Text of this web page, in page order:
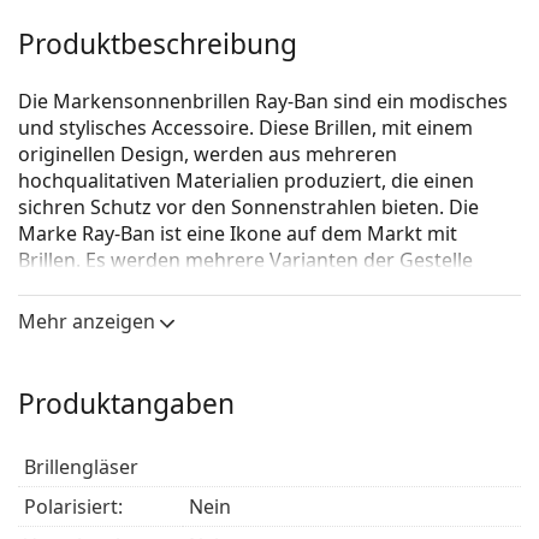
Produktbeschreibung
Die Markensonnenbrillen Ray-Ban sind ein modisches
und stylisches Accessoire. Diese Brillen, mit einem
originellen Design, werden aus mehreren
hochqualitativen Materialien produziert, die einen
sichren Schutz vor den Sonnenstrahlen bieten. Die
Marke Ray-Ban ist eine Ikone auf dem Markt mit
Brillen. Es werden mehrere Varianten der Gestelle
Welt bekannt und beliebt sind.
Mit der virtuellen Anprobefunktion von Lentiamo
Sonnenbrille aussehen.
Brillenfassung
Mehr anzeigen
Produktangaben
Brillengläser
Polarisiert:
Nein